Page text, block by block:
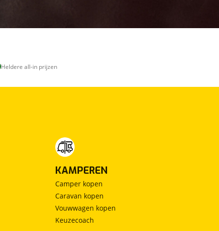
Heldere all-in prijzen
KAMPEREN
Camper kopen
Caravan kopen
Vouwwagen kopen
Keuzecoach